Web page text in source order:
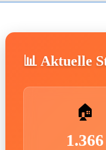
📊 Aktuelle
🏠
1.366